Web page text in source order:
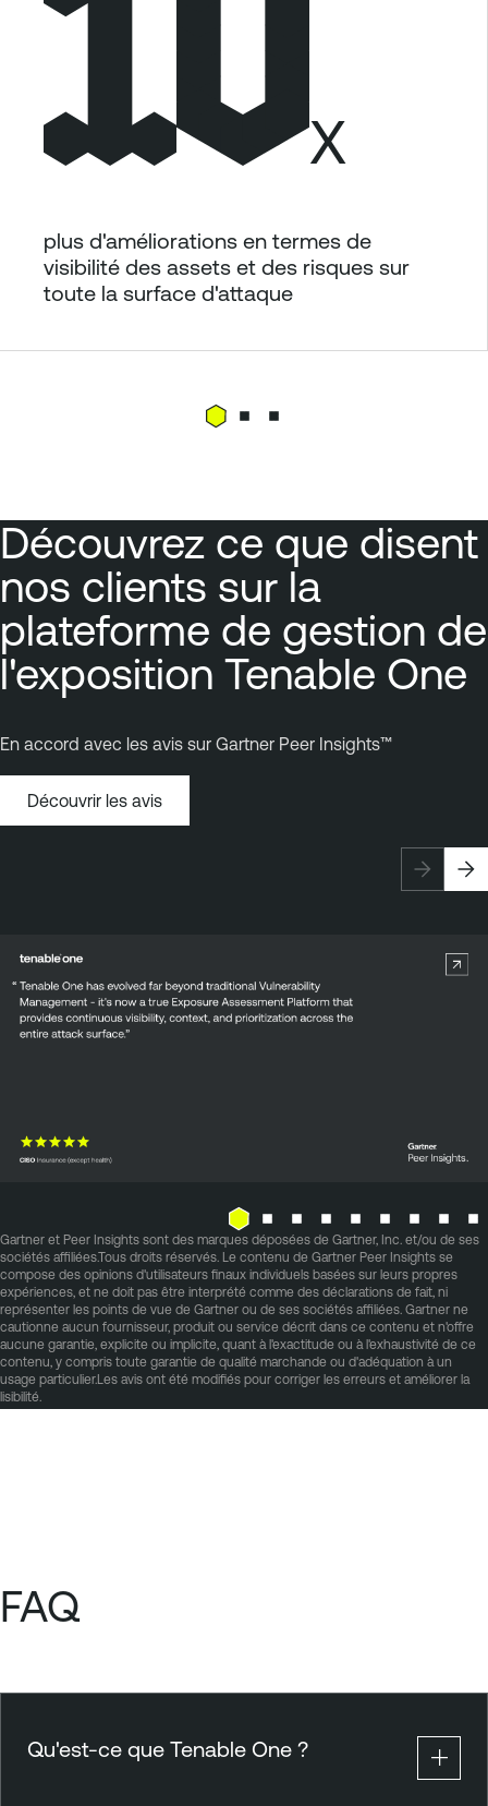
X
plus d'améliorations en termes de
visibilité des assets et des risques sur
toute la surface d'attaque
Découvrez ce que disent
nos clients sur la
plateforme de gestion de
l'exposition Tenable One
En accord avec les avis sur Gartner Peer Insights™
Découvrir les avis
Gartner et Peer Insights sont des marques déposées de Gartner, Inc. et/ou de ses
sociétés affiliées.Tous droits réservés. Le contenu de Gartner Peer Insights se
compose des opinions d'utilisateurs finaux individuels basées sur leurs propres
expériences, et ne doit pas être interprété comme des déclarations de fait, ni
représenter les points de vue de Gartner ou de ses sociétés affiliées. Gartner ne
cautionne aucun fournisseur, produit ou service décrit dans ce contenu et n'offre
aucune garantie, explicite ou implicite, quant à l'exactitude ou à l'exhaustivité de ce
contenu, y compris toute garantie de qualité marchande ou d'adéquation à un
usage particulier.Les avis ont été modifiés pour corriger les erreurs et améliorer la
lisibilité.
FAQ
Qu'est-ce que Tenable One ?